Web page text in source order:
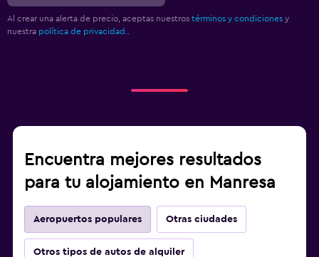
Al crear una alerta de precio, aceptas nuestros términos y condiciones y
nuestra política de privacidad..
Encuentra mejores resultados
para tu alojamiento en Manresa
Aeropuertos populares Otras ciudades
Otros tipos de autos de alquiler